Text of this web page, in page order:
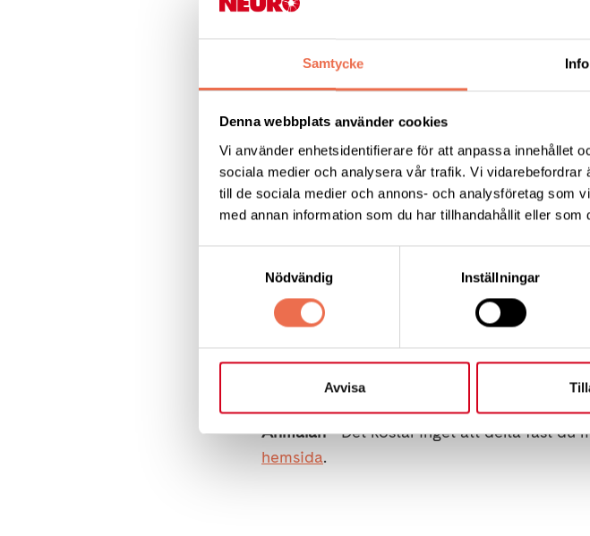
Samtycke
Denna webbplats använder cookies
Vi använder enhetsidentifierare för att anpassa innehållet
sociala medier och analysera vår trafik. Vi
till de sociala medier och annons- och analysföretag som
med annan information som du har tillhandahållit eller
Nödvändig
Inställningar
Avvisa
Vandringen är 3 km lång och tar cirka 3
Samling och avslutning
Busshållplats Tyresö kyrka kl. 11.00 (buss
Borggården. Koordinater: N 59° 14' 9.48", E
Tillgänglighet
Det går att ta sig fram med rullstol och
tillbaka upp mot slottet är något
Anmälan -Det kostar inget att delta fast du
hemsida.